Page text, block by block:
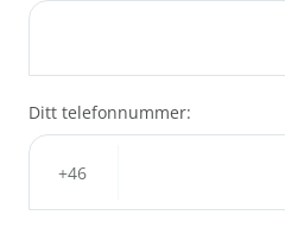
Ditt telefonnummer: